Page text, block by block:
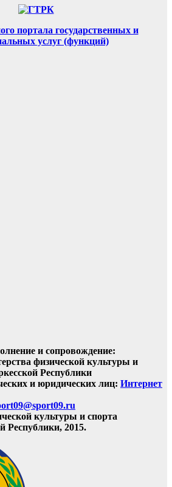
и сопровождение:
физической культуры и
Республики
и юридических лиц: Интернет
культуры и спорта
Республики, 2015.